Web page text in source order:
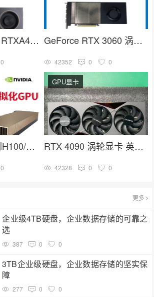
NVIDIA Quadro RTXA4000 16G GDDR6人工智能GPU专业图形显卡
0
GeForce RTX 3060 涡轮显卡 英伟达30系列 NVIDIA GPU卡
42352 0 0
英伟达Tesla系列H100/A100/V100/A40计算加速高端GPU推理训练显卡
0
RTX 4090 涡轮显卡 英伟达4090系列 深度学习 GPU加速卡
GPU显卡
42328 0 0
更多
企业级4TB硬盘，企业数据存储的可靠之
选
387 0 0
3TB企业级硬盘，企业数据存储的坚实保
障
277 0 0